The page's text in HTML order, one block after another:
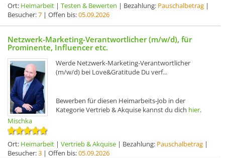
Ort: Heimarbeit | Testen & Bewerten | Bezahlung: Pauschalbetrag |
Besucher:7 | Offen bis:05.09.2026
Netzwerk-Marketing-Verantwortlicher (m/w/d), für
Prominente, Influencer etc.
Mischka
Werde Netzwerk-Marketing-Verantwortlicher
(m/w/d) bei Love&Gratitude Du verf...
Bewerben für diesen Heimarbeits-Job in der
Kategorie Vertrieb & Akquise kannst du dich hier.
Ort: Heimarbeit | Vertrieb & Akquise | Bezahlung: Pauschalbetrag |
Besucher:3 | Offen bis:05.09.2026